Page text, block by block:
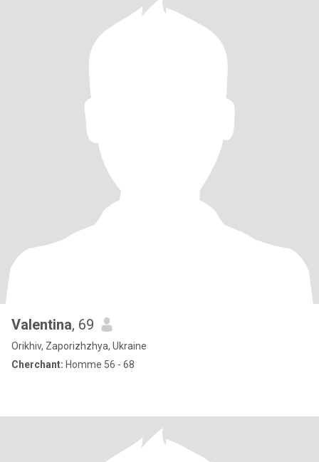
Valentina, 69
Orikhiv, Zaporizhzhya, Ukraine
Cherchant: Homme 56 - 68